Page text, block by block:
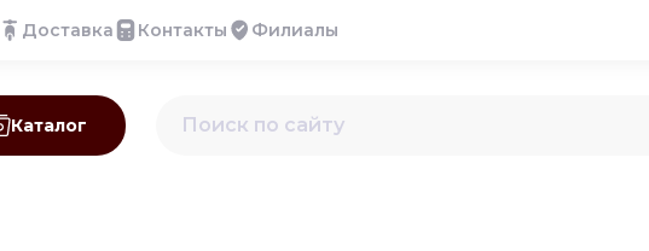
Доставка Контакты Филиалы
Каталог